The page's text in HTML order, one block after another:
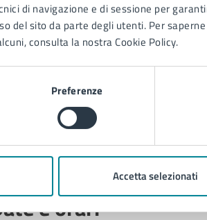
di navigazione e di sessione per
del sito da parte degli utenti. Per
consulta la nostra Cookie Policy.
Preferenze
Accetta selezionati
Biblioteca civica
Piazzetta Jesolo 1 - Jesolo
e orari